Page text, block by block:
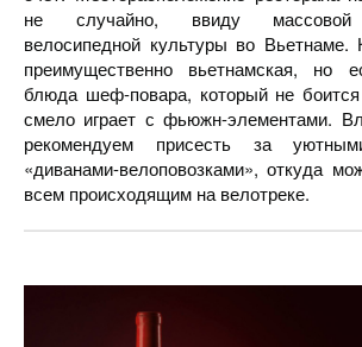
не случайно, ввиду массовой
велосипедной культуры во Вьетнаме.
преимущественно вьетнамская, но
блюда шеф-повара, который не
смело играет с фьюжн-элементами.
рекомендуем присесть за
«диванами-велоповозками», откуда
всем происходящим на велотреке.